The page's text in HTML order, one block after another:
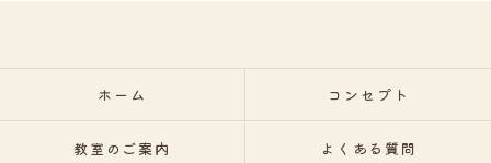
ホーム コンセプト
教室のご案内 よくある質問